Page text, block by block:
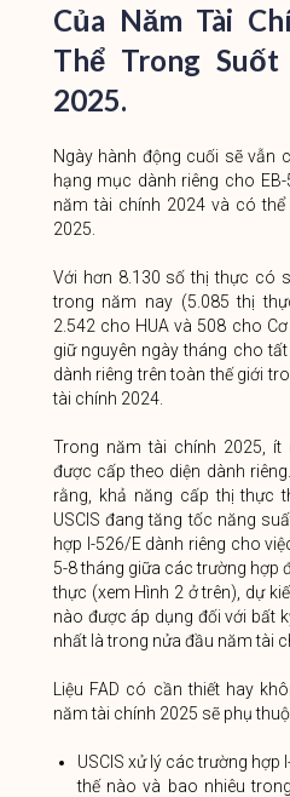
Của Năm Tài
Thể Trong
2025.
Ngày hành động cuối sẽ vẫn
hạng mục dành riêng cho
năm tài chính 2024 và có
2025.
Với hơn 8.130 số thị thực có
trong năm nay (5.085 thị
2.542 cho HUA và 508 cho
giữ nguyên ngày tháng cho
dành riêng trên toàn thế giới
tài chính 2024.
Trong năm tài chính 2025, ít
được cấp theo diện dành
rằng, khả năng cấp thị thực
USCIS đang tăng tốc năng
hợp I-526/E dành riêng cho
5-8 tháng giữa các trường hợp
thực (xem Hình 2 ở trên), dự
nào được áp dụng đối với bất
nhất là trong nửa đầu năm tài
Liệu FAD có cần thiết hay
năm tài chính 2025 sẽ phụ
USCIS xử lý các trường hợp
thế nào và bao nhiêu